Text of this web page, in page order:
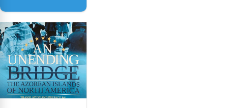
contar com
novos
instrumentos